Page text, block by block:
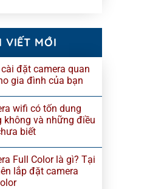
VIẾT MỚI
cài đặt camera quan
gia đình của bạn
wifi có tốn dung
không và những điều
biết
Full Color là gì? Tại
lắp đặt camera